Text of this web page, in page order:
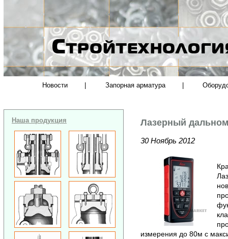
Новости Запорная арматура
Наша продукция Лазерный
30 Ноябрь 2012
измерения до 80м с